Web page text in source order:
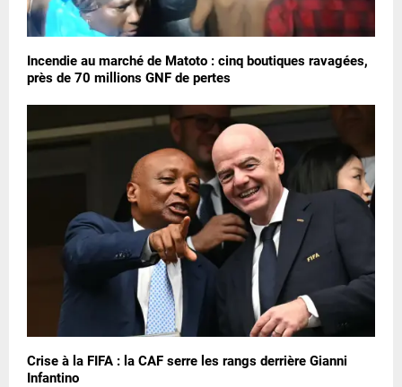
Incendie au marché de Matoto : cinq boutiques ravagées,
près de 70 millions GNF de pertes
Crise à la FIFA : la CAF serre les rangs derrière Gianni
Infantino